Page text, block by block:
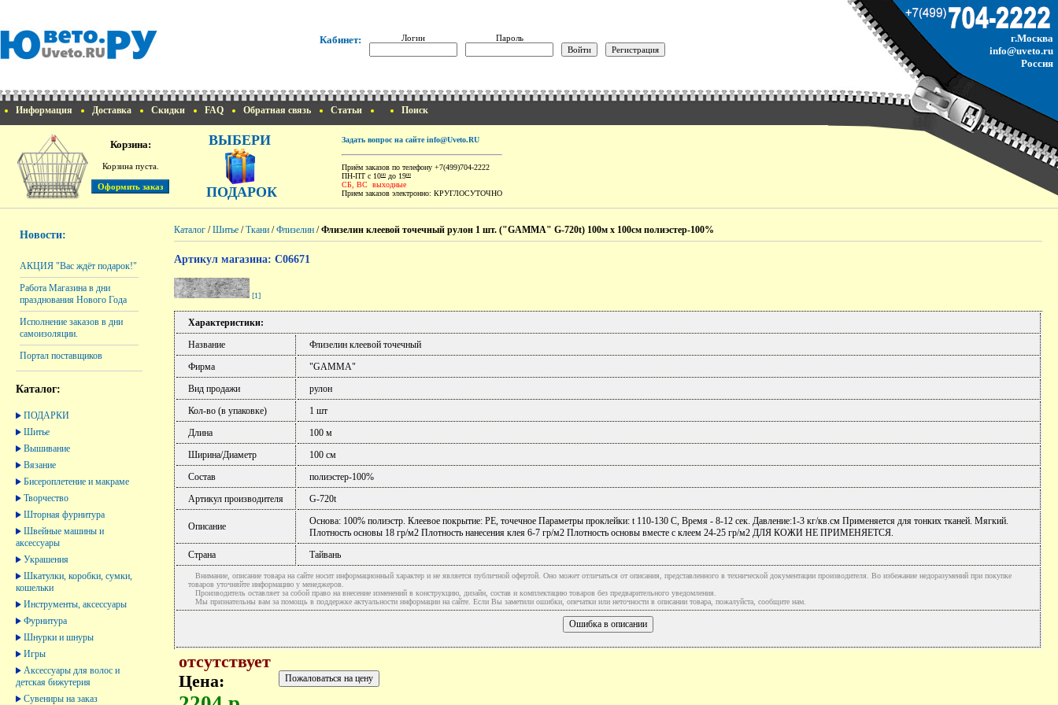
Кабинет: Логин Пароль
г.Москва
info@uveto.ru
Россия
Информация Доставка Скидки FAQ Обратная связь Статьи Поиск
Корзина:
Корзина пуста.
ВЫБЕРИ
ПОДАРОК
Задать вопрос на сайте info@Uveto.RU
Приём заказов по телефону +7(499)704-2222
ПН-ПТ с 1000 до 1900
СБ, ВС выходные
Прием заказов электронно: КРУГЛОСУТОЧНО
Новости:
АКЦИЯ "Вас ждёт подарок!"
Работа Магазина в дни
празднования Нового Года
Исполнение заказов в дни
самоизоляции.
Портал поставщиков
Каталог:
ПОДАРКИ
Шитье
Вышивание
Вязание
Бисероплетение и макраме
Творчество
Шторная фурнитура
Швейные машины и
аксессуары
Украшения
Шкатулки, коробки, сумки,
кошельки
Инструменты, аксессуары
Фурнитура
Шнурки и шнуры
Игры
Аксессуары для волос и
детская бижутерия
Сувениры на заказ
Каталог /Шитье /Ткани /Флизелин /Флизелин клеевой точечный рулон 1 шт. ("GAMMA" G-720t) 100м х 100см полиэстер-100%
Артикул магазина: C06671
[1]
Характеристики:
Название
Флизелин клеевой точечный
Фирма
"GAMMA"
Вид продажи
рулон
Кол-во (в упаковке)
1 шт
Длина
100 м
Ширина/Диаметр
100 см
Состав
полиэстер-100%
Артикул производителя
G-720t
Описание
Основа: 100% полиэстр. Клеевое покрытие: РЕ, точечное Параметры проклейки: t 110-130 C, Время - 8-12 сек. Давление:1-3 кг/кв.см Применяется для тонких тканей. Мягкий.
Плотность основы 18 гр/м2 Плотность нанесения клея 6-7 гр/м2 Плотность основы вместе с клеем 24-25 гр/м2 ДЛЯ КОЖИ НЕ ПРИМЕНЯЕТСЯ.
Страна
Тайвань
Внимание, описание товара на сайте носит информационный характер и не является публичной офертой. Оно может отличаться от описания, представленного в технической документации производителя. Во избежание недоразумений при покупке
товаров уточняйте информацию у менеджеров.
Производитель оставляет за собой право на внесение изменений в конструкцию, дизайн, состав и комплектацию товаров без предварительного уведомления.
Мы признательны вам за помощь в поддержке актуальности информации на сайте. Если Вы заметили ошибки, опечатки или неточности в описании товара, пожалуйста, сообщите нам.
отсутствует
Цена: